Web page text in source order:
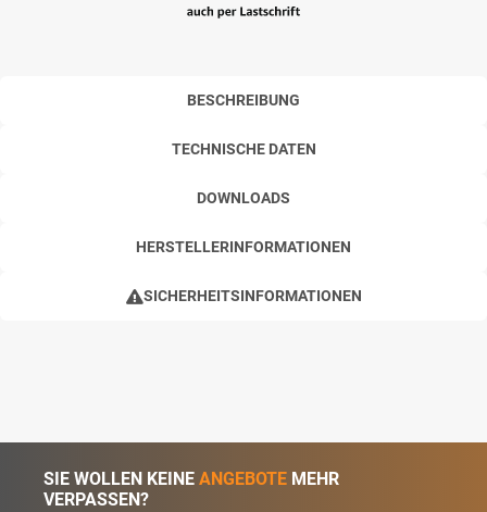
BESCHREIBUNG
TECHNISCHE DATEN
DOWNLOADS
HERSTELLERINFORMATIONEN
SICHERHEITSINFORMATIONEN
SIE WOLLEN KEINE ANGEBOTE MEHR
VERPASSEN?